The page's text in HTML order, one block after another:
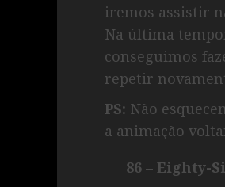
iremos assistir
Na última
conseguimos
repetir
PS: Não
a animação
86 – Eighty-